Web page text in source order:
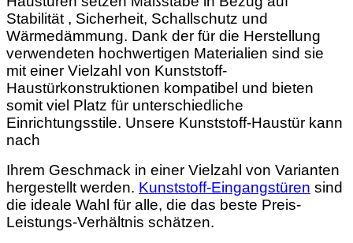
Stabilität , Sicherheit, Schallschutz und
Wärmedämmung. Dank der für die Herstellung
verwendeten hochwertigen Materialien sind sie
mit einer Vielzahl von Kunststoff-
Haustürkonstruktionen kompatibel und bieten
somit viel Platz für unterschiedliche
Einrichtungsstile. Unsere Kunststoff-Haustür kann
nach
Ihrem Geschmack in einer Vielzahl von Varianten
hergestellt werden. Kunststoff-Eingangstüren sind
die ideale Wahl für alle, die das beste Preis-
Leistungs-Verhältnis schätzen.